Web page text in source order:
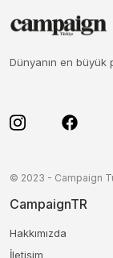
Dünyanın en büyük
© 2023 - Campaign
CampaignTR
Hakkımızda
İletişim